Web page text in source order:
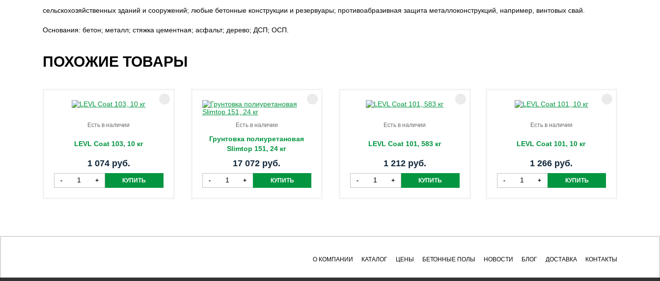
сельскохозяйственных зданий и сооружений; любые бетонные конструкции и резервуары; противоабразивная защита металлоконструкций, например, винтовых свай.
Основания: бетон; металл; стяжка цементная; асфальт; дерево; ДСП; ОСП.
ПОХОЖИЕ ТОВАРЫ
Есть в наличии
LEVL Coat 103, 10 кг
1 074 руб.
Есть в наличии
Грунтовка полиуретановая
Slimtop 151, 24 кг
17 072 руб.
Есть в наличии
LEVL Coat 101, 583 кг
1 212 руб.
Есть в наличии
LEVL Coat 101, 10 кг
1 266 руб.
О КОМПАНИИ КАТАЛОГ ЦЕНЫ БЕТОННЫЕ ПОЛЫ НОВОСТИ БЛОГ ДОСТАВКА КОНТАКТЫ